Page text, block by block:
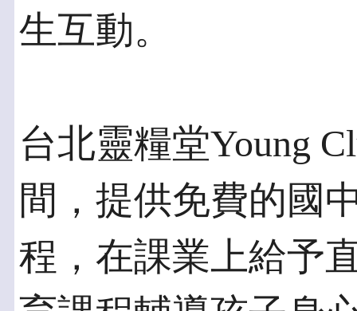
生互動。
台北靈糧堂Young
間，提供免費的國
程，在課業上給予